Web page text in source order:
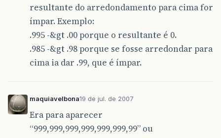
resultante do arredondamento para cima for
ímpar. Exemplo:
.995 -&gt .00 porque o resultante é 0.
.985 -&gt .98 porque se fosse arredondar para
cima ia dar .99, que é ímpar.
maquiavelbona19 de jul. de 2007
Era para aparecer
“999,999,999,999,999,999,99” ou